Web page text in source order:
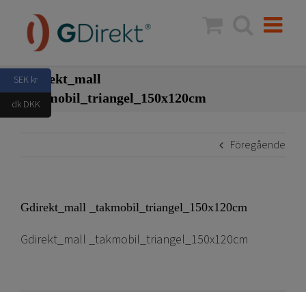
innehållet
Gdirekt_mall
_takmobil_triangel_150x120cm
Föregående
Gdirekt_mall _takmobil_triangel_150x120cm
Gdirekt_mall _takmobil_triangel_150x120cm
SEK kr
dk DKK